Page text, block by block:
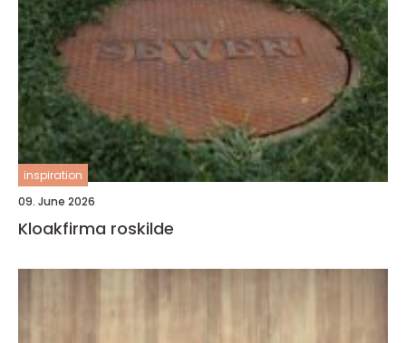
inspiration
09. June 2026
Kloakfirma roskilde